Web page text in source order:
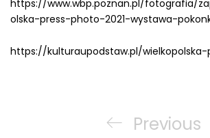
https://www.wbp.poznan.pl/fotografia/
olska-press-photo-2021-wystawa-
https://kulturaupodstaw.pl/
Previous
Previous